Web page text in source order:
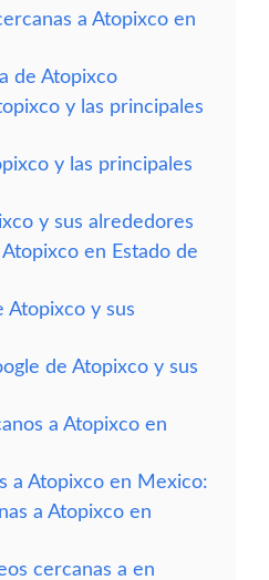
a Atopixco en
de Atopixco
y las principales
y las principales
y sus alrededores
en Estado de
Atopixco y sus
de Atopixco y sus
a Atopixco en
a Atopixco en Mexico:
a Atopixco en
cercanas a en